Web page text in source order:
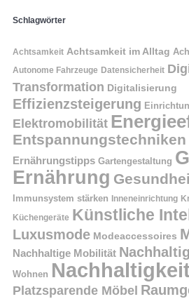
Schlagwörter
Achtsamkeit Achtsamkeit im Alltag
Autonome Fahrzeuge Datensicherheit
Transformation Digitalisierung
Effizienzsteigerung
Elektromobilität
Entspannungstechniken
Ernährungstipps Gartengestaltung
Ernährung
Immunsystem stärken Inneneinrichtung
Küchengeräte Künstliche
Luxusmode Modeaccessoires
Nachhaltige Mobilität
Wohnen
Platzsparende Möbel